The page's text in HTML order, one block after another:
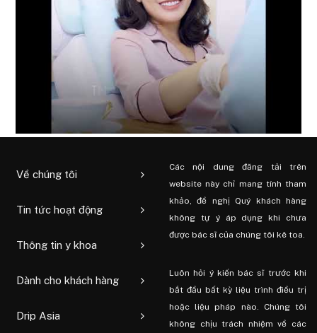
Về chúng tôi
Tin tức hoạt động
Thông tin y khoa
Dành cho khách hàng
Drip Asia
Các nội dung đăng tải trên
website này chỉ mang tính tham
khảo, đề nghị Quý khách hàng
không tự ý áp dụng khi chưa
được bác sĩ của chúng tôi kê toa.
Luôn hỏi ý kiến ​​bác sĩ trước khi
bắt đầu bất kỳ liệu trình điều trị
hoặc liệu pháp nào. Chúng tôi
không chịu trách nhiệm về các